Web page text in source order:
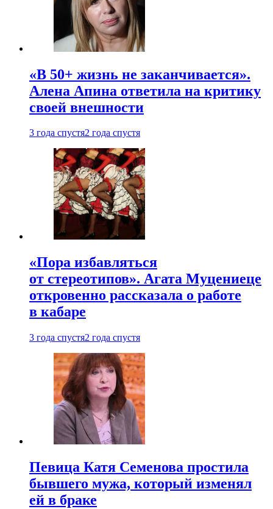
«В 50+ жизнь не заканчивается».
Алена Апина ответила на критику
своей внешности
3 года спустя2 года спустя
«Пора избавляться
от стереотипов». Агата Муцениеце
откровенно рассказала о работе
в кабаре
3 года спустя2 года спустя
Певица Катя Семенова простила
бывшего мужа, который изменял
ей в браке